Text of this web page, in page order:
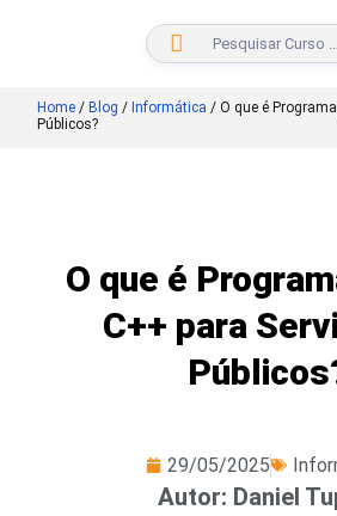
Home / Blog / Informática / O que é
Públicos?
O que é
C++ para
29/05/2025
Autor: Daniel